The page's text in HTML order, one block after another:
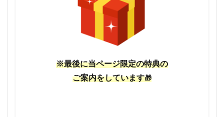
※最後に当ページ限定の特典の
ご案内をしています🎁